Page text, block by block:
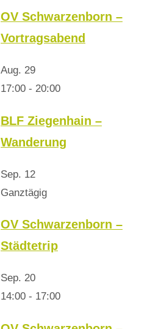
OV Schwarzenborn –
Vortragsabend
Aug. 29
17:00 - 20:00
BLF Ziegenhain –
Wanderung
Sep. 12
Ganztägig
OV Schwarzenborn –
Städtetrip
Sep. 20
14:00 - 17:00